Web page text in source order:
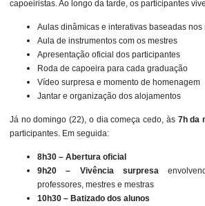
capoeiristas. Ao longo da tarde, os participantes
Aulas dinâmicas e interativas baseadas
Aula de instrumentos com os mestres
Apresentação oficial dos participantes
Roda de capoeira para cada graduação
Vídeo surpresa e momento de homenagem
Jantar e organização dos alojamentos
Já no domingo (22), o dia começa cedo, às 7h da
participantes. Em seguida:
8h30 – Abertura oficial
9h20 – Vivência surpresa
professores, mestres e mestras
10h30 – Batizado dos alunos